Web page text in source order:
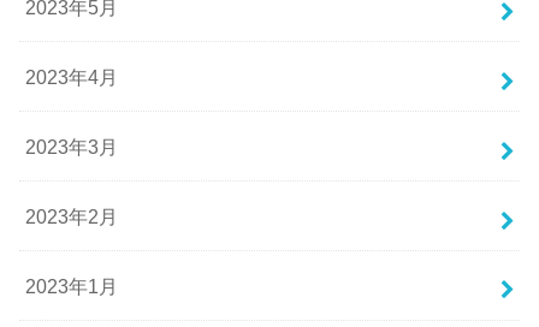
2023年5月
2023年4月
2023年3月
2023年2月
2023年1月